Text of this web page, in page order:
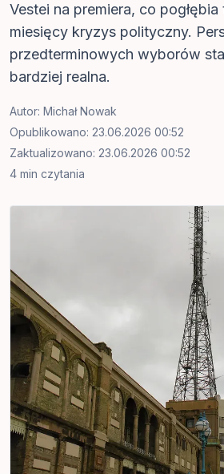
Vestei na premiera, co
miesięcy kryzys polityczny.
przedterminowych wyborów
bardziej realna.
Autor: Michał Nowak
Opublikowano: 23.06.2026 00:52
Zaktualizowano: 23.06.2026 00:52
4 min czytania